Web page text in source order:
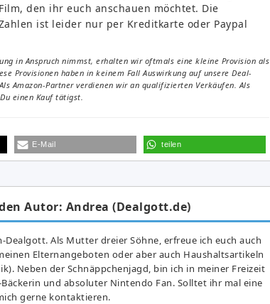
den ihr euch anschauen möchtet. Die
ist leider nur per Kreditkarte oder Paypal
in Anspruch nimmst, erhalten wir oftmals eine kleine Provision als
Provisionen haben in keinem Fall Auswirkung auf unsere Deal-
Amazon-Partner verdienen wir an qualifizierten Verkäufen. Als
einen Kauf tätigst.
E-Mail teilen
Autor: Andrea (Dealgott.de)
Dealgott. Als Mutter dreier Söhne, erfreue ich euch auch
Elternangeboten oder aber auch Haushaltsartikeln
Neben der Schnäppchenjagd, bin ich in meiner Freizeit
und absoluter Nintendo Fan. Solltet ihr mal eine
gerne kontaktieren.